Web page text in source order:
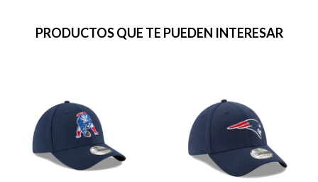
PRODUCTOS QUE TE PUEDEN INTERESAR